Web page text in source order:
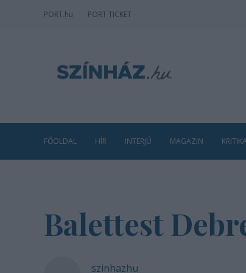
PORT.hu PORT TICKET
FŐOLDAL HÍR INTERJÚ MAGAZIN
Balettest
szinhazhu